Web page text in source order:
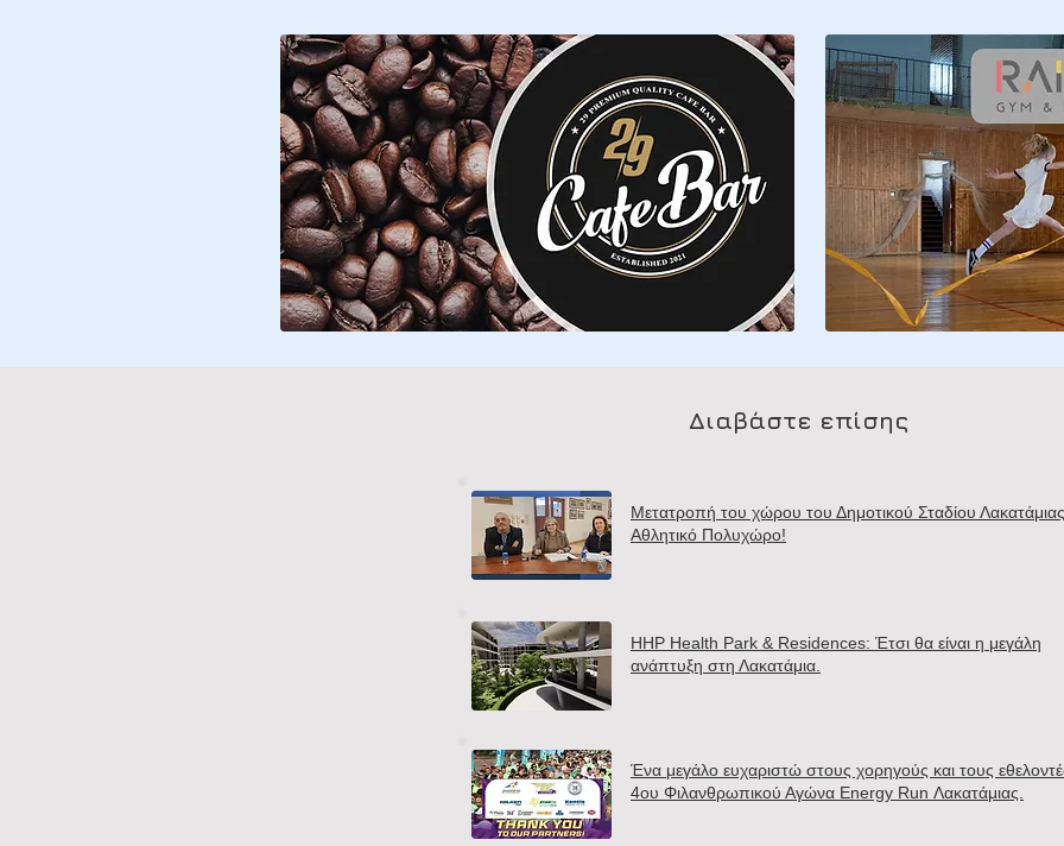
Διαβάστε επίσης
Μετατροπή του χώρου του Δημοτικού Σταδίου
Αθλητικό Πολυχώρο!
HHP Health Park & Residences: Έτσι θα είναι η μεγάλη
ανάπτυξη στη Λακατάμια.
Ένα μεγάλο ευχαριστώ στους χορηγούς και τους
4ου Φιλανθρωπικού Αγώνα Energy Run Λακατάμιας.